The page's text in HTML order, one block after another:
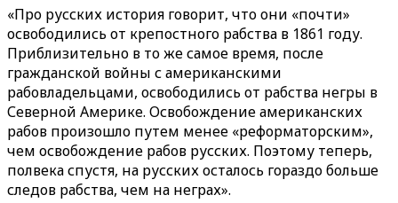
«Про русских история говорит, что они «почти»
освободились от крепостного рабства в 1861 году.
Приблизительно в то же самое время, после
гражданской войны с американскими
рабовладельцами, освободились от рабства негры в
Северной Америке. Освобождение американских
рабов произошло путем менее «реформаторским»,
чем освобождение рабов русских. Поэтому теперь,
полвека спустя, на русских осталось гораздо больше
следов рабства, чем на неграх».